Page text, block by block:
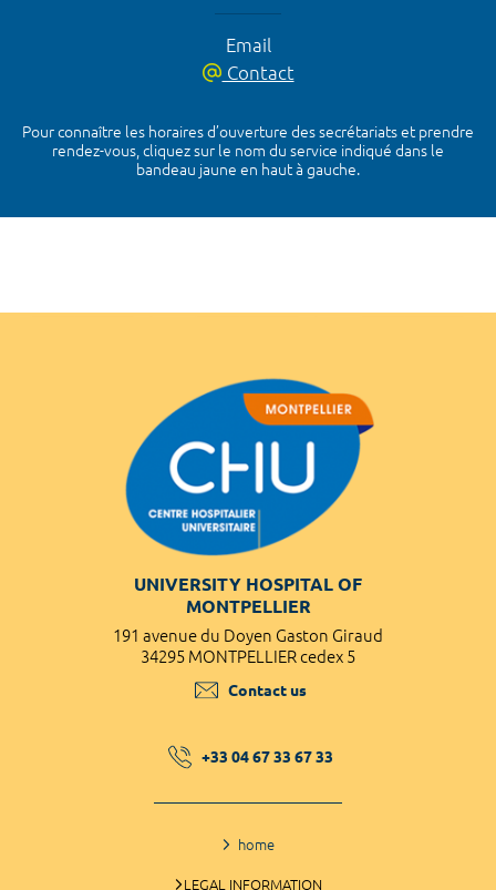
Email
Contact
Pour connaître les horaires d’ouverture des secrétariats et prendre
rendez-vous, cliquez sur le nom du service indiqué dans le
bandeau jaune en haut à gauche.
UNIVERSITY HOSPITAL OF
MONTPELLIER
191 avenue du Doyen Gaston Giraud
34295 MONTPELLIER cedex 5
Contact us
+33 04 67 33 67 33
home
LEGAL INFORMATION